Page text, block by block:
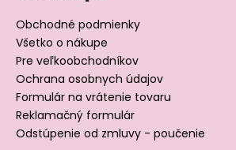
Obchodné podmienky
Všetko o nákupe
Pre veľkoobchodníkov
Ochrana osobnych údajov
Formulár na vrátenie tovaru
Reklamačný formulár
Odstúpenie od zmluvy - poučenie